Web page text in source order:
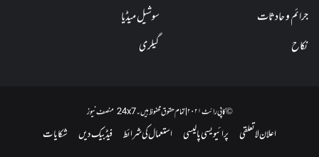
جرائم و حادثات
سوشیل میڈیا
نکاح
گیلری
© کاپی رائٹ ۲۰۲۱ | تمام حقوق محفوظ ہیں۔ 24x7 منصف نیوز
اعلان لاتعلقی پرائیویسی پالیسی استعمال کی شرائط فیڈبیک دیں شکایات